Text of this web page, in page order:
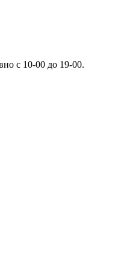
с 10-00 до 19-00.